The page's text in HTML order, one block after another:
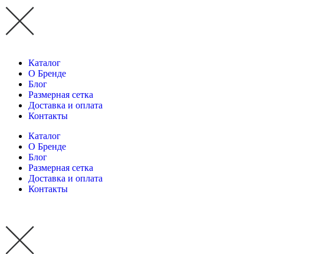
Каталог
О Бренде
Блог
Размерная сетка
Доставка и оплата
Контакты
Каталог
О Бренде
Блог
Размерная сетка
Доставка и оплата
Контакты